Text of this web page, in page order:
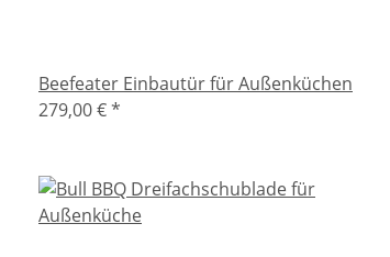
Beefeater Einbautür für Außenküchen
279,00 €*